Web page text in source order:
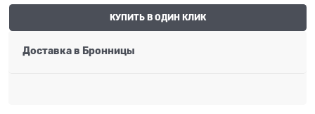
КУПИТЬ В ОДИН КЛИК
Доставка в Бронницы